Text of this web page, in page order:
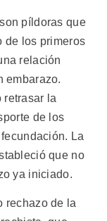
píldoras que
de los primeros
relación
embarazo.
retrasar la
de los
La
que no
ya iniciado.
rechazo de la